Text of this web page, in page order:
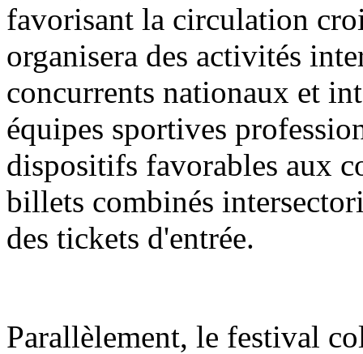
favorisant la circulation
organisera des activités
concurrents nationaux et
équipes sportives
dispositifs favorables aux
billets combinés
des tickets d'entrée.
Parallèlement, le festival